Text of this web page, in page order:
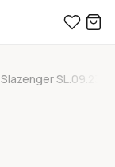
Slazenger